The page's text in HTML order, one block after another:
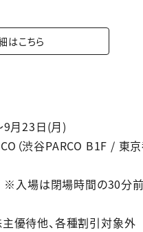
はこちら
月23日(月)
（渋谷PARCO B1F / 東
場は閉場時間の30分
主優待他、各種割引対象